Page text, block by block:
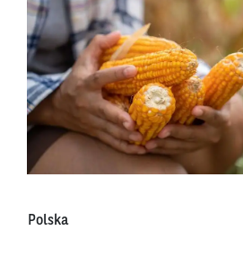
Polska